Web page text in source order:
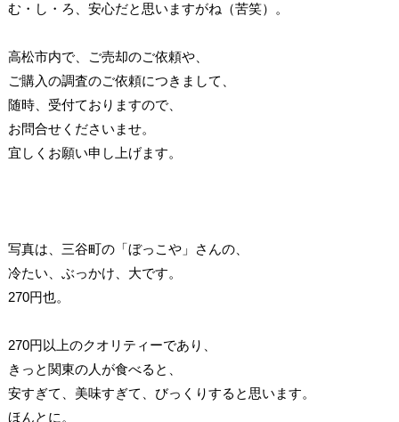
む・し・ろ、安心だと思いますがね（苦笑）。
高松市内で、ご売却のご依頼や、
ご購入の調査のご依頼につきまして、
随時、受付ておりますので、
お問合せくださいませ。
宜しくお願い申し上げます。
写真は、三谷町の「ぼっこや」さんの、
冷たい、ぶっかけ、大です。
270円也。
270円以上のクオリティーであり、
きっと関東の人が食べると、
安すぎて、美味すぎて、びっくりすると思います。
ほんとに。